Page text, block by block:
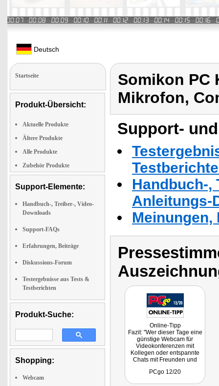
Deutsch
Startseite
Produkt-Übersicht:
Aktuelle Produkte
Ältere Produkte
Alle Produkte
Zubehör Produkte
Support-Elemente:
Handbuch-, Treiber-, Video-
Downloads
Support-FAQs
Erfahrungen, Beiträge
Diskussions-Forum
Testergebnisse aus Tests &
Testberichten
Produkt-Suche:
Shopping:
Webcam
Somikon PC
Mikrofon,
Support-
Handbuch-,
Anleitungs-
Online-Tipp
Fazit: "Wer dieser Tage eine
günstige Webcam für
Videokonferenzen mit
Kollegen oder entspannte
Chats mit Freunden und
mit dem günstigen
Somikon-Modell (NX-4850)
PCgo 12/20